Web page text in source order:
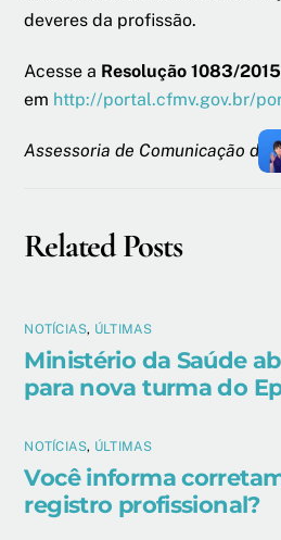
deveres da profissão.
Acesse a Resolução 1083/2015
em http://portal.cfmv.gov.br/
Assessoria de Comunicação do
Related Posts
NOTÍCIAS, ÚLTIMAS
Ministério da Saúde
para nova turma do
NOTÍCIAS, ÚLTIMAS
Você informa
registro profissional?